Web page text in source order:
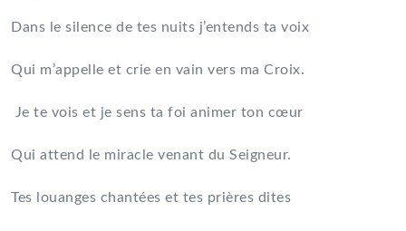
Dans le silence de tes nuits j’entends ta voix
Qui m’appelle et crie en vain vers ma Croix.
Je te vois et je sens ta foi animer ton cœur
Qui attend le miracle venant du Seigneur.
Tes louanges chantées et tes prières dites